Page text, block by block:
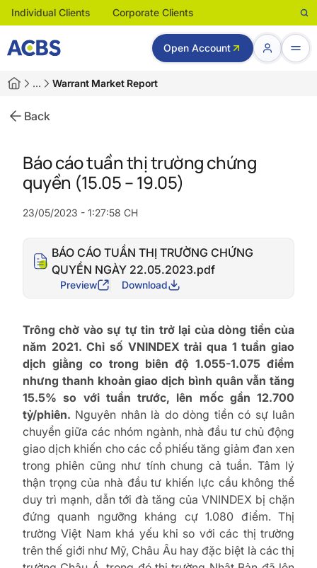
Individual Clients Corporate Clients
Open Account
… Warrant Market Report
Back
Báo cáo tuần thị trường chứng
quyền (15.05 – 19.05)
23/05/2023 - 1:27:58 CH
BÁO CÁO TUẦN THỊ TRƯỜNG CHỨNG
QUYỀN NGÀY 22.05.2023.pdf
Preview Download
Trông chờ vào sự tự tin trở lại của dòng tiền của
năm 2021. Chỉ số VNINDEX trải qua 1 tuần giao
dịch giằng co trong biên độ 1.055-1.075 điểm
nhưng thanh khoản giao dịch bình quân vẫn tăng
15.5% so với tuần trước, lên mốc gần 12.700
tỷ/phiên. Nguyên nhân là do dòng tiền có sự luân
chuyển giữa các nhóm ngành, nhà đầu tư chủ động
giao dịch khiến cho các cổ phiếu tăng giảm đan xen
trong phiên cũng như tính chung cả tuần. Tâm lý
thận trọng của nhà đầu tư khiến lực cầu không thể
duy trì mạnh, dẫn tới đà tăng của VNINDEX bị chặn
đứng quanh ngưỡng kháng cự 1.080 điểm. Thị
trường Việt Nam khá yếu khi so với các thị trường
trên thế giới như Mỹ, Châu Âu hay đặc biệt là các thị